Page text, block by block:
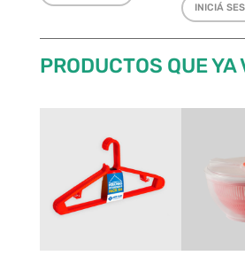
INICIÁ
PRODUCTOS QUE YA